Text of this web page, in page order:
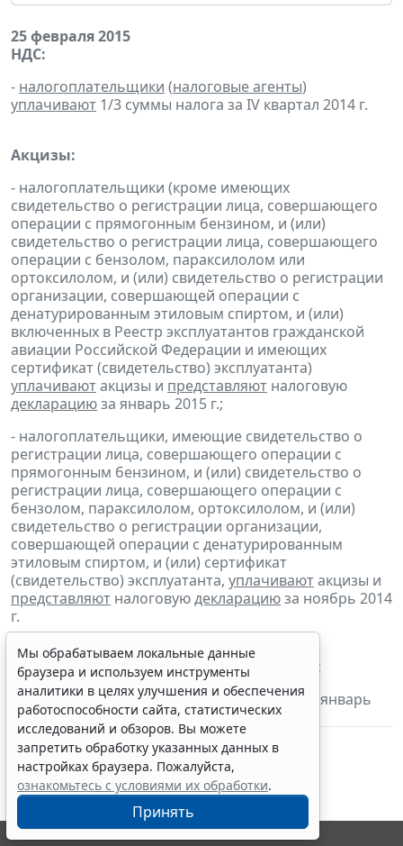
25 февраля 2015
НДС:
- налогоплательщики (налоговые агенты)
уплачивают 1/3 суммы налога за IV квартал 2014 г.
Акцизы:
- налогоплательщики (кроме имеющих
свидетельство о регистрации лица, совершающего
операции с прямогонным бензином, и (или)
свидетельство о регистрации лица, совершающего
операции с бензолом, параксилолом или
ортоксилолом, и (или) свидетельство о регистрации
организации, совершающей операции с
денатурированным этиловым спиртом, и (или)
включенных в Реестр эксплуатантов гражданской
авиации Российской Федерации и имеющих
сертификат (свидетельство) эксплуатанта)
уплачиваютакцизы и представляют налоговую
декларациюза январь 2015 г.;
- налогоплательщики, имеющие свидетельство о
регистрации лица, совершающего операции с
прямогонным бензином, и (или) свидетельство о
регистрации лица, совершающего операции с
бензолом, параксилолом, ортоксилолом, и (или)
свидетельство о регистрации организации,
совершающей операции с денатурированным
этиловым спиртом, и (или) сертификат
(свидетельство) эксплуатанта, уплачиваютакцизы и
представляют налоговуюдекларациюза ноябрь 2014
г.
Налог на добычу полезных ископаемых:
- налогоплательщикиуплачиваютналог за январь
2015 г.
Мы обрабатываем локальные данные
браузера и используем инструменты
аналитики в целях улучшения и обеспечения
работоспособности сайта, статистических
исследований и обзоров. Вы можете
запретить обработку указанных данных в
настройках браузера. Пожалуйста,
ознакомьтесь с условиями их обработки.
Принять